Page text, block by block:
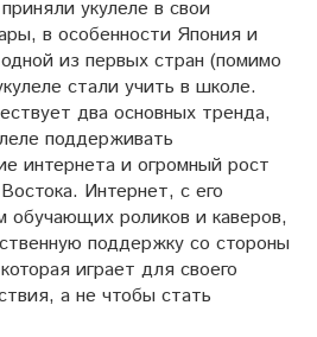
укулеле в свои
в особенности Япония и
из первых стран (помимо
стали учить в школе.
два основных тренда,
поддерживать
интернета и огромный рост
Интернет, с его
обучающих роликов и каверов,
поддержку со стороны
играет для своего
а не чтобы стать